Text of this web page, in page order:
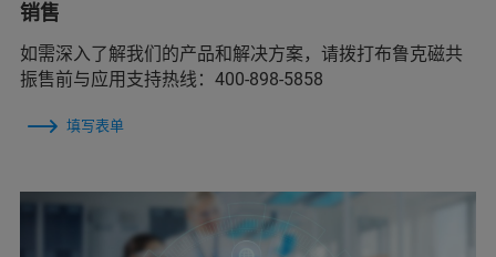
销售
如需深入了解我们的产品和解决方案，请拨打布鲁克磁共
振售前与应用支持热线：400-898-5858
填写表单